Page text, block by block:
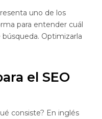
uno de los
para entender cuál
Optimizarla
el SEO
consiste? En inglés